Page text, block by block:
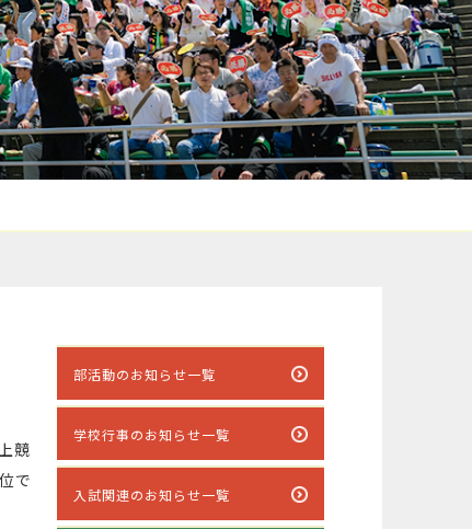
競
で
部活動のお知らせ一覧
学校行事のお知らせ一覧
入試関連のお知らせ一覧